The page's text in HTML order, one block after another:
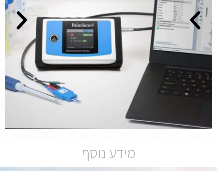
מידע נוסף